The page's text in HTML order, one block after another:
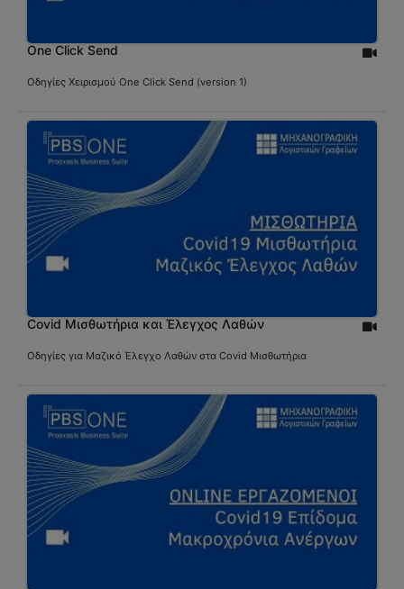
One Click Send
Οδηγίες Χειρισμού One Click Send (version 1)
Covid Μισθωτήρια και Έλεγχος Λαθών
Οδηγίες για Μαζικό Έλεγχο Λαθών στα Covid Μισθωτήρια